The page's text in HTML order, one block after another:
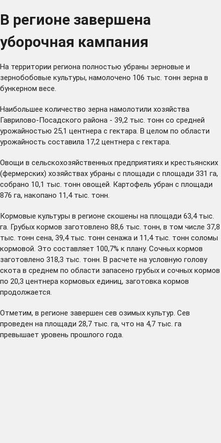
В регионе завершена
уборочная кампания
На территории региона полностью убраны зерновые и
зернобобовые культуры, намолочено 106 тыс. тонн зерна в
бункерном весе.
Наибольшее количество зерна намолотили хозяйства
Гаврилово-Посадского района - 39,2 тыс. тонн со средней
урожайностью 25,1 центнера с гектара. В целом по области
урожайность составила 17,2 центнера с гектара.
Овощи в сельскохозяйственных предприятиях и крестьянских
(фермерских) хозяйствах убраны с площади с площади 331 га,
собрано 10,1 тыс. тонн овощей. Картофель убран с площади
876 га, накопано 11,4 тыс. тонн.
Кормовые культуры в регионе скошены на площади 63,4 тыс.
га. Грубых кормов заготовлено 88,6 тыс. тонн, в том числе 37,8
тыс. тонн сена, 39,4 тыс. тонн сенажа и 11,4 тыс. тонн соломы
кормовой. Это составляет 100,7% к плану. Сочных кормов
заготовлено 318,3 тыс. тонн. В расчете на условную голову
скота в среднем по области запасено грубых и сочных кормов
по 20,3 центнера кормовых единиц, заготовка кормов
продолжается.
Отметим, в регионе завершен сев озимых культур. Сев
проведен на площади 28,7 тыс. га, что на 4,7 тыс. га
превышает уровень прошлого года.